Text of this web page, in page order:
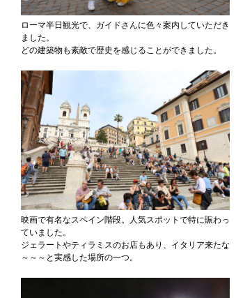
ローマ半日観光で、ガイドさんに色々案内していただき
ました。
どの建築物も素敵で歴史を感じることができました。
映画で有名なスペイン階段。人気スポットで特に賑わっ
ていました。
ジェラートやティラミスのお店もあり、イタリア来たな
～～～と実感した場所の一つ。